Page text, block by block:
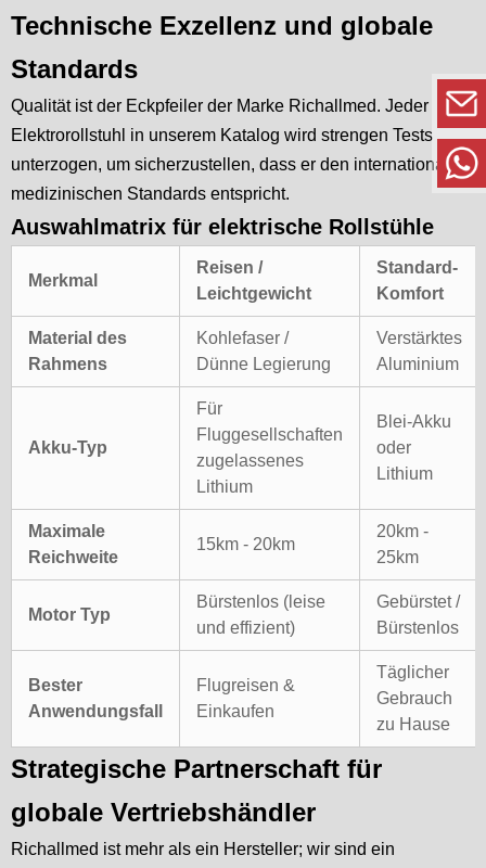
Technische Exzellenz und globale
Standards
Qualität ist der Eckpfeiler der Marke Richallmed. Jeder
Elektrorollstuhl in unserem Katalog wird strengen Tests
unterzogen, um sicherzustellen, dass er den internationalen
medizinischen Standards entspricht.
Auswahlmatrix für elektrische Rollstühle
Merkmal
Reisen /
Leichtgewicht
Standard-
Komfort
Material des
Rahmens
Kohlefaser /
Dünne Legierung
Verstärktes
Aluminium
Akku-Typ
Für
Fluggesellschaften
zugelassenes
Lithium
Blei-Akku
oder
Lithium
Maximale
Reichweite
15km - 20km
20km -
25km
Motor Typ
Bürstenlos (leise
und effizient)
Gebürstet /
Bürstenlos
Bester
Anwendungsfall
Flugreisen &
Einkaufen
Täglicher
Gebrauch
zu Hause
Strategische Partnerschaft für
globale Vertriebshändler
Richallmed ist mehr als ein Hersteller; wir sind ein